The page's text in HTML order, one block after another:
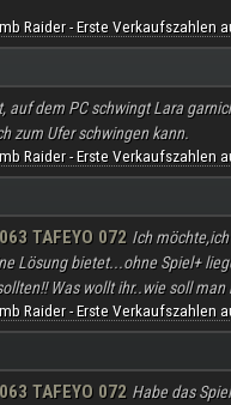
Raider - Erste Verkaufszahlen
auf dem PC schwingt Lara
zum Ufer schwingen kann.
Raider - Erste Verkaufszahlen
TAFEYO 072 Ich
Lösung bietet...ohne Spiel+
Was wollt ihr..wie soll man
Raider - Erste Verkaufszahlen
TAFEYO 072 Habe das